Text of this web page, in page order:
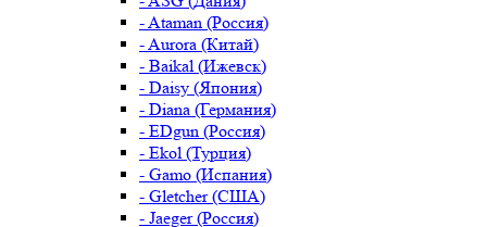
- Ataman (Россия)
- Aurora (Китай)
- Baikal (Ижевск)
- Daisy (Япония)
- Diana (Германия)
- EDgun (Россия)
- Ekol (Турция)
- Gamo (Испания)
- Gletcher (США)
- Jaeger (Россия)